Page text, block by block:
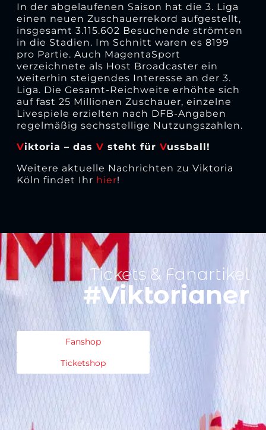
In der abgelaufenen Saison hat die 3. Liga
einen neuen Zuschauerrekord aufgestellt,
insgesamt 3.115.602 Besuchende strömten
in die Stadien. Im Schnitt waren es 8199
pro Partie. Auch MagentaSport
verzeichnete als Host Broadcaster ein
weiterhin steigendes Interesse an der 3.
Liga. Die Gesamt-Reichweite erhöhte sich
auf fast 25 Millionen Zuschauer, einzelne
Livespiele erzielten nach DFB-Angaben
regelmäßig sechsstellige Nutzungszahlen.
Viktoria – das V steht für Vussball!
Weitere aktuelle Nachrichten zu Viktoria
Köln findet Ihr hier!
Tickets & Fanartikel
#Viktorianer
Fanshop
Ticketshop